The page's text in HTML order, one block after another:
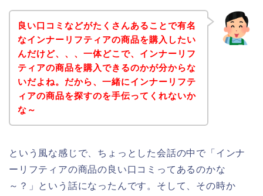
良い口コミなどがたくさんあることで有名
なインナーリフティアの商品を購入したい
んだけど、、、一体どこで、インナーリフ
ティアの商品を購入できるのかが分からな
いだよね。だから、一緒にインナーリフテ
ィアの商品を探すのを手伝ってくれないか
な～
という風な感じで、ちょっとした会話の中で「インナ
ーリフティアの商品の良い口コミってあるのかな
～？」という話になったんです。そして、その時か